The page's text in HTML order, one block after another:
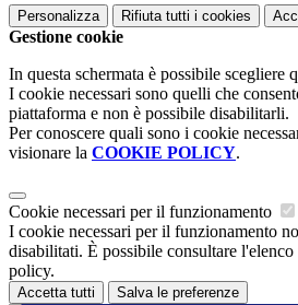
Personalizza Rifiuta tutti i cookies
Gestione cookie
In questa schermata è possibile scegliere
I cookie necessari sono quelli che
piattaforma e non è possibile disabilitarli.
Per conoscere quali sono i cookie
visionare la COOKIE POLICY.
Cookie necessari per il funzionamento
I cookie necessari per il funzionamento
disabilitati. È possibile consultare
policy.
Accetta tutti Salva le preferenze